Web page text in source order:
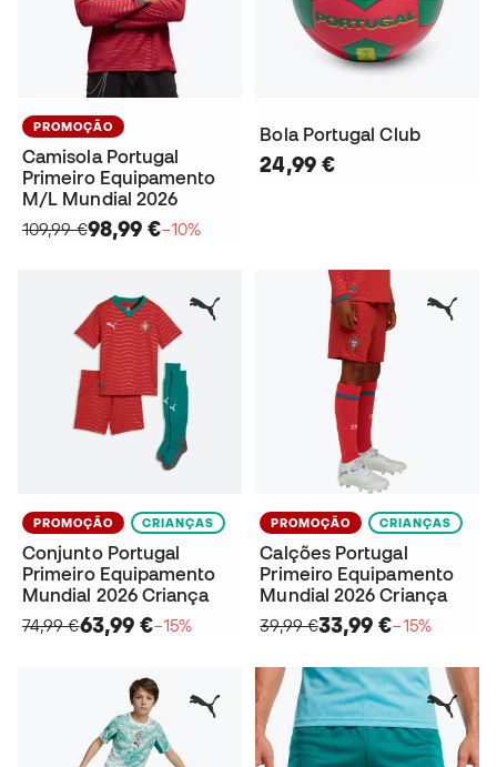
PROMOÇÃO
Camisola Portugal
Primeiro Equipamento
M/L Mundial 2026
109,99 €98,99 €−10%
Bola Portugal Club
24,99 €
PROMOÇÃO CRIANÇAS
Conjunto Portugal
Primeiro Equipamento
Mundial 2026 Criança
74,99 €63,99 €−15%
PROMOÇÃO CRIANÇAS
Calções Portugal
Primeiro Equipamento
Mundial 2026 Criança
39,99 €33,99 €−15%